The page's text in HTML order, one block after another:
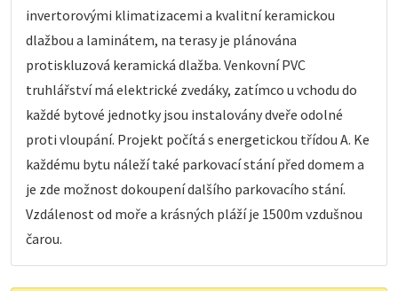
invertorovými klimatizacemi a kvalitní keramickou
dlažbou a laminátem, na terasy je plánována
protiskluzová keramická dlažba. Venkovní PVC
truhlářství má elektrické zvedáky, zatímco u vchodu do
každé bytové jednotky jsou instalovány dveře odolné
proti vloupání. Projekt počítá s energetickou třídou A. Ke
každému bytu náleží také parkovací stání před domem a
je zde možnost dokoupení dalšího parkovacího stání.
Vzdálenost od moře a krásných pláží je 1500m vzdušnou
čarou.